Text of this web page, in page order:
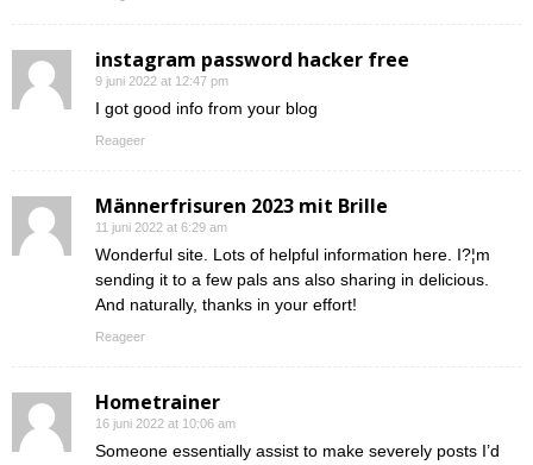
instagram password hacker free
9 juni 2022 at 12:47 pm
I got good info from your blog
Reageer
Männerfrisuren 2023 mit Brille
11 juni 2022 at 6:29 am
Wonderful site. Lots of helpful information here. I?¦m
sending it to a few pals ans also sharing in delicious.
And naturally, thanks in your effort!
Reageer
Hometrainer
16 juni 2022 at 10:06 am
Someone essentially assist to make severely posts I’d